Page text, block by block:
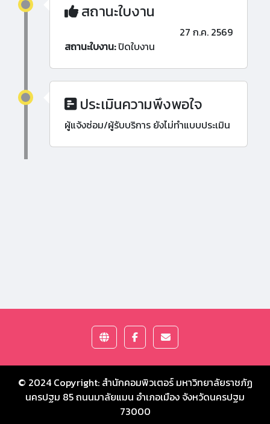
สถานะใบงาน
27 ก.ค. 2569
สถานะใบงาน:ปิดใบงาน
ประเมินความพึงพอใจ
ผู้แจ้งซ่อม/ผู้รับบริการ ยังไม่ทำแบบประเมิน
© 2024 Copyright: สำนักคอมพิวเตอร์ มหาวิทยาลัยราชภัฏ
นครปฐม 85 ถนนมาลัยแมน อำเภอเมือง จังหวัดนครปฐม
73000